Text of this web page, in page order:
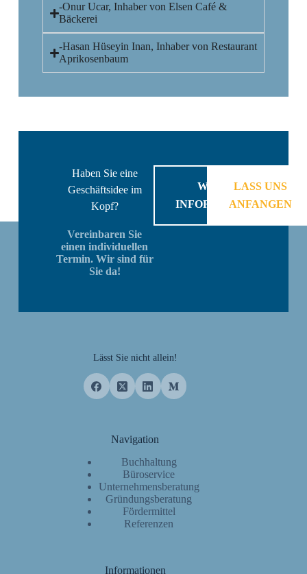
-Onur Ucar, Inhaber von Elsen Café &
Bäckerei
-Hasan Hüseyin Inan, Inhaber von Restaurant
Aprikosenbaum
Haben Sie eine
Geschäftsidee im
Kopf?
Vereinbaren Sie
einen individuellen
Termin. Wir sind für
Sie da!
WEITERE
INFORMATIONEN
LASS UNS
ANFANGEN
Lässt Sie nicht allein!
Navigation
Buchhaltung
Büroservice
Unternehmensberatung
Gründungsberatung
Fördermittel
Referenzen
Informationen